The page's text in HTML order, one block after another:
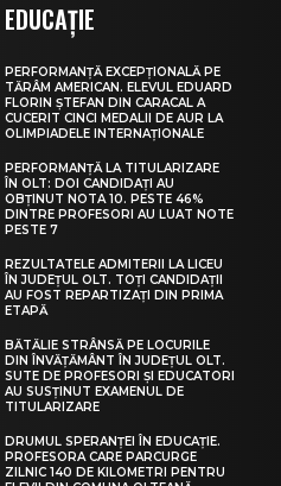
EDUCAȚIE
PERFORMANȚĂ EXCEPȚIONALĂ PE
TĂRÂM AMERICAN. ELEVUL EDUARD
FLORIN ȘTEFAN DIN CARACAL A
CUCERIT CINCI MEDALII DE AUR LA
OLIMPIADELE INTERNAȚIONALE
PERFORMANȚĂ LA TITULARIZARE
ÎN OLT: DOI CANDIDAȚI AU
OBȚINUT NOTA 10. PESTE 46%
DINTRE PROFESORI AU LUAT NOTE
PESTE 7
REZULTATELE ADMITERII LA LICEU
ÎN JUDEȚUL OLT. TOȚI CANDIDAȚII
AU FOST REPARTIZAȚI DIN PRIMA
ETAPĂ
BĂTĂLIE STRÂNSĂ PE LOCURILE
DIN ÎNVĂȚĂMÂNT ÎN JUDEȚUL OLT.
SUTE DE PROFESORI ȘI EDUCATORI
AU SUSȚINUT EXAMENUL DE
TITULARIZARE
DRUMUL SPERANȚEI ÎN EDUCAȚIE.
PROFESORA CARE PARCURGE
ZILNIC 140 DE KILOMETRI PENTRU